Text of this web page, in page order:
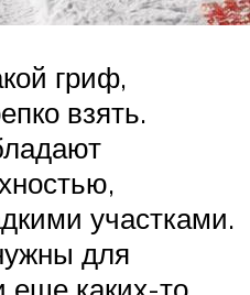
гриф,
взять.
участками.
для